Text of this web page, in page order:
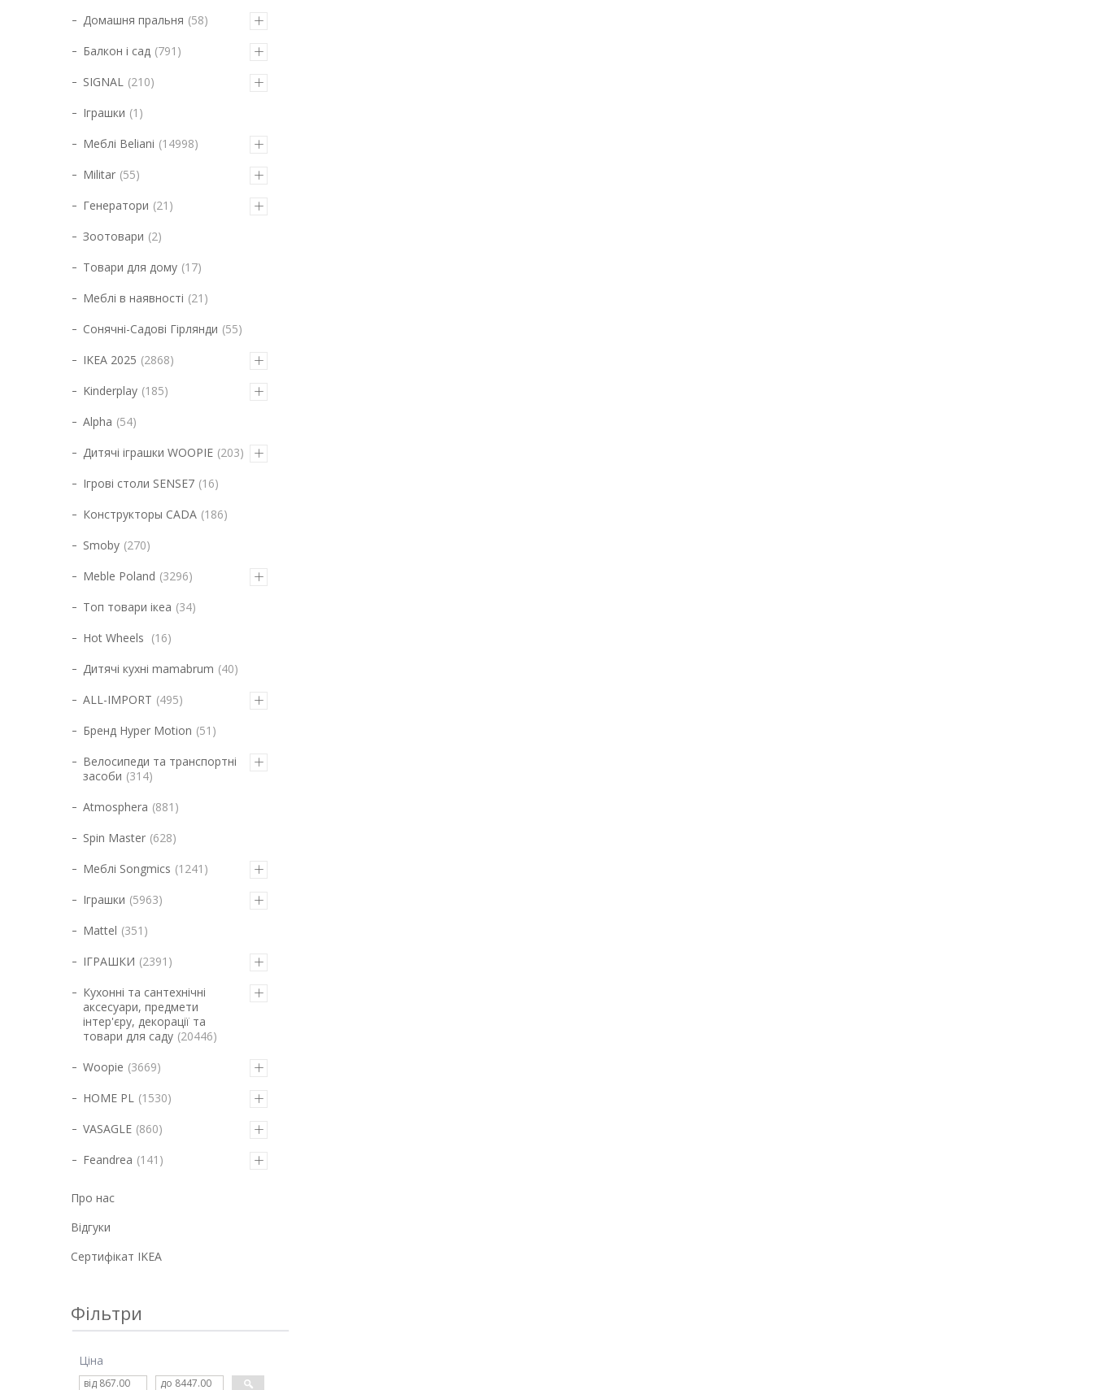
Домашня пральня 58
Балкон і сад 791
SIGNAL 210
Іграшки 1
Меблі Beliani 14998
Militar 55
Генератори 21
Зоотовари 2
Товари для дому 17
Меблі в наявності 21
Сонячні-Садові Гірлянди 55
IKEA 2025 2868
Kinderplay 185
Alpha 54
Дитячі іграшки WOOPIE 203
Ігрові столи SENSE7 16
Конструкторы CADA 186
Smoby 270
Meble Poland 3296
Топ товари ікеа 34
Hot Wheels
16
Дитячі кухні mamabrum 40
ALL-IMPORT 495
Бренд Hyper Motion 51
Велосипеди та транспортні
засоби 314
Atmosphera 881
Spin Master 628
Меблі Songmics 1241
Іграшки 5963
Mattel 351
ІГРАШКИ 2391
Кухонні та сантехнічні
аксесуари, предмети
інтер'єру, декорації та
товари для саду 20446
Woopie 3669
HOME PL 1530
VASAGLE 860
Feandrea 141
Про нас
Відгуки
Cертифікат IKEA
Фільтри
Ціна